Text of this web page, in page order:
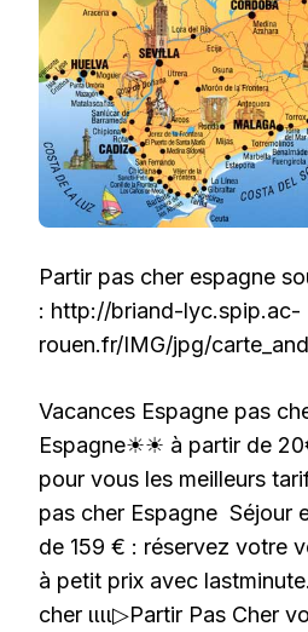
Partir pas cher espagne
: http://briand-lyc.spip.ac-
rouen.fr/IMG/jpg/
Vacances Espagne pas
Espagne☀☀ à partir de
pour vous les meilleurs
pas cher Espagne Séjour
de 159 € : réservez votre
à petit prix avec
cher ιιιι▷Partir Pas Cher